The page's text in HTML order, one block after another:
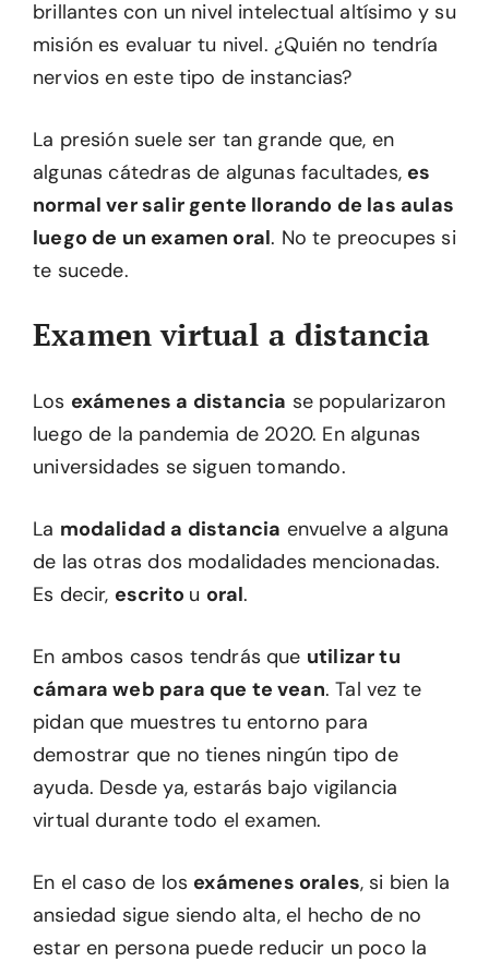
brillantes con un nivel intelectual altísimo y su
misión es evaluar tu nivel. ¿Quién no tendría
nervios en este tipo de instancias?
La presión suele ser tan grande que, en
algunas cátedras de algunas facultades, es
normal ver salir gente llorando de las aulas
luego de un examen oral. No te preocupes si
te sucede.
Examen virtual a distancia
Los exámenes a distancia se popularizaron
luego de la pandemia de 2020. En algunas
universidades se siguen tomando.
La modalidad a distancia envuelve a alguna
de las otras dos modalidades mencionadas.
Es decir, escrito u oral.
En ambos casos tendrás que utilizar tu
cámara web para que te vean. Tal vez te
pidan que muestres tu entorno para
demostrar que no tienes ningún tipo de
ayuda. Desde ya, estarás bajo vigilancia
virtual durante todo el examen.
En el caso de los exámenes orales, si bien la
ansiedad sigue siendo alta, el hecho de no
estar en persona puede reducir un poco la